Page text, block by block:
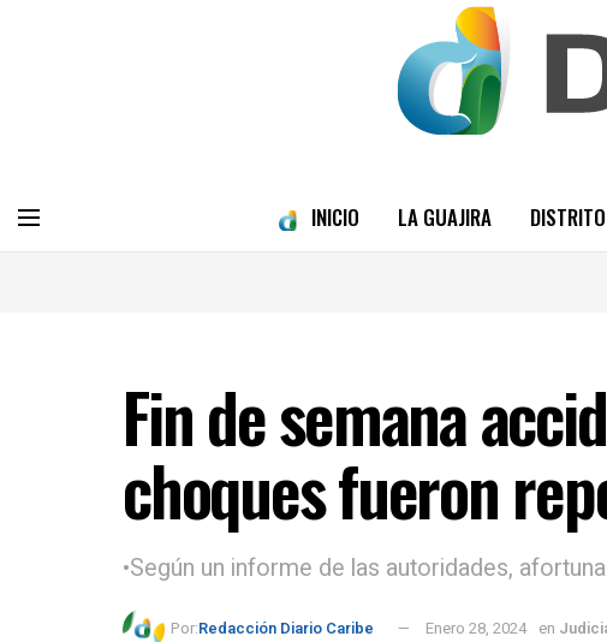
INICIO LA GUAJIRA DISTRITO
Fin de semana
choques fueron
•Según un informe de las autoridades,
Por:Redacción Diario Caribe Enero 28, 2024 en